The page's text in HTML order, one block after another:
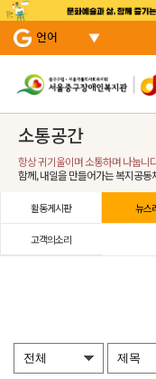
서
언어
소통공간
항상 귀기울이며 소통하며 나눕니
함께, 내일을 만들어가는 복지공동
활동게시판 뉴스
고객의소리